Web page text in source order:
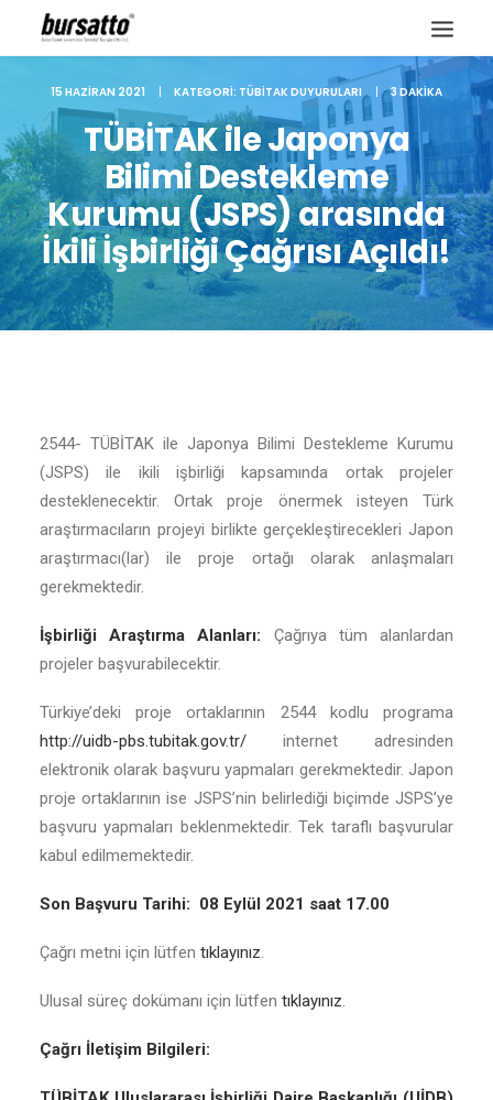
15 HAZIRAN 2021 | KATEGORI: TÜBITAK DUYURULARI | 3 DAKIKA
TÜBİTAK ile Japonya
Bilimi Destekleme
Kurumu (JSPS) arasında
İkili İşbirliği Çağrısı Açıldı!
2544- TÜBİTAK ile Japonya Bilimi Destekleme Kurumu
(JSPS) ile ikili işbirliği kapsamında ortak projeler
desteklenecektir. Ortak proje önermek isteyen Türk
araştırmacıların projeyi birlikte gerçekleştirecekleri Japon
araştırmacı(lar) ile proje ortağı olarak anlaşmaları
gerekmektedir.
İşbirliği Araştırma Alanları: Çağrıya tüm alanlardan
projeler başvurabilecektir.
Türkiye’deki proje ortaklarının 2544 kodlu programa
http://uidb-pbs.tubitak.gov.tr/ internet adresinden
elektronik olarak başvuru yapmaları gerekmektedir. Japon
proje ortaklarının ise JSPS’nin belirlediği biçimde JSPS’ye
başvuru yapmaları beklenmektedir. Tek taraflı başvurular
kabul edilmemektedir.
Son Başvuru Tarihi: 08 Eylül 2021 saat 17.00
Çağrı metni için lütfen tıklayınız.
Ulusal süreç dokümanı için lütfen tıklayınız.
Çağrı İletişim Bilgileri: